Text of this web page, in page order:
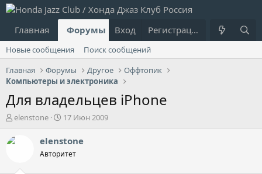
Главная Форумы Что нового?
Вход Регистрация
Новые сообщения
Поиск сообщений
Главная
Форумы Другое
Оффтопик
Компьютеры и электроника
Для владельцев iPhone
А
т
elenstone
Д
т
н
17 Июн 2009
elenstone
Авторитет